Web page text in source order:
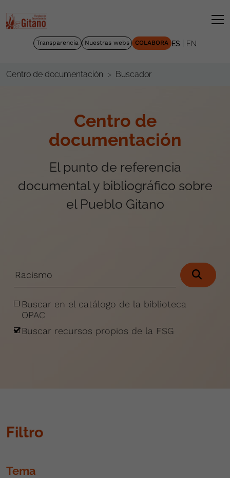
Transparencia Nuestras webs COLABORA ES EN
Centro de documentación Buscador
Centro de
documentación
El punto de referencia
documental y bibliográfico sobre
el Pueblo Gitano
Buscar en el catálogo de la biblioteca
OPAC
Buscar recursos propios de la FSG
Filtro
Tema